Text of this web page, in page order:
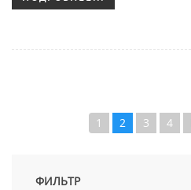
1 2 3 4
ФИЛЬТР